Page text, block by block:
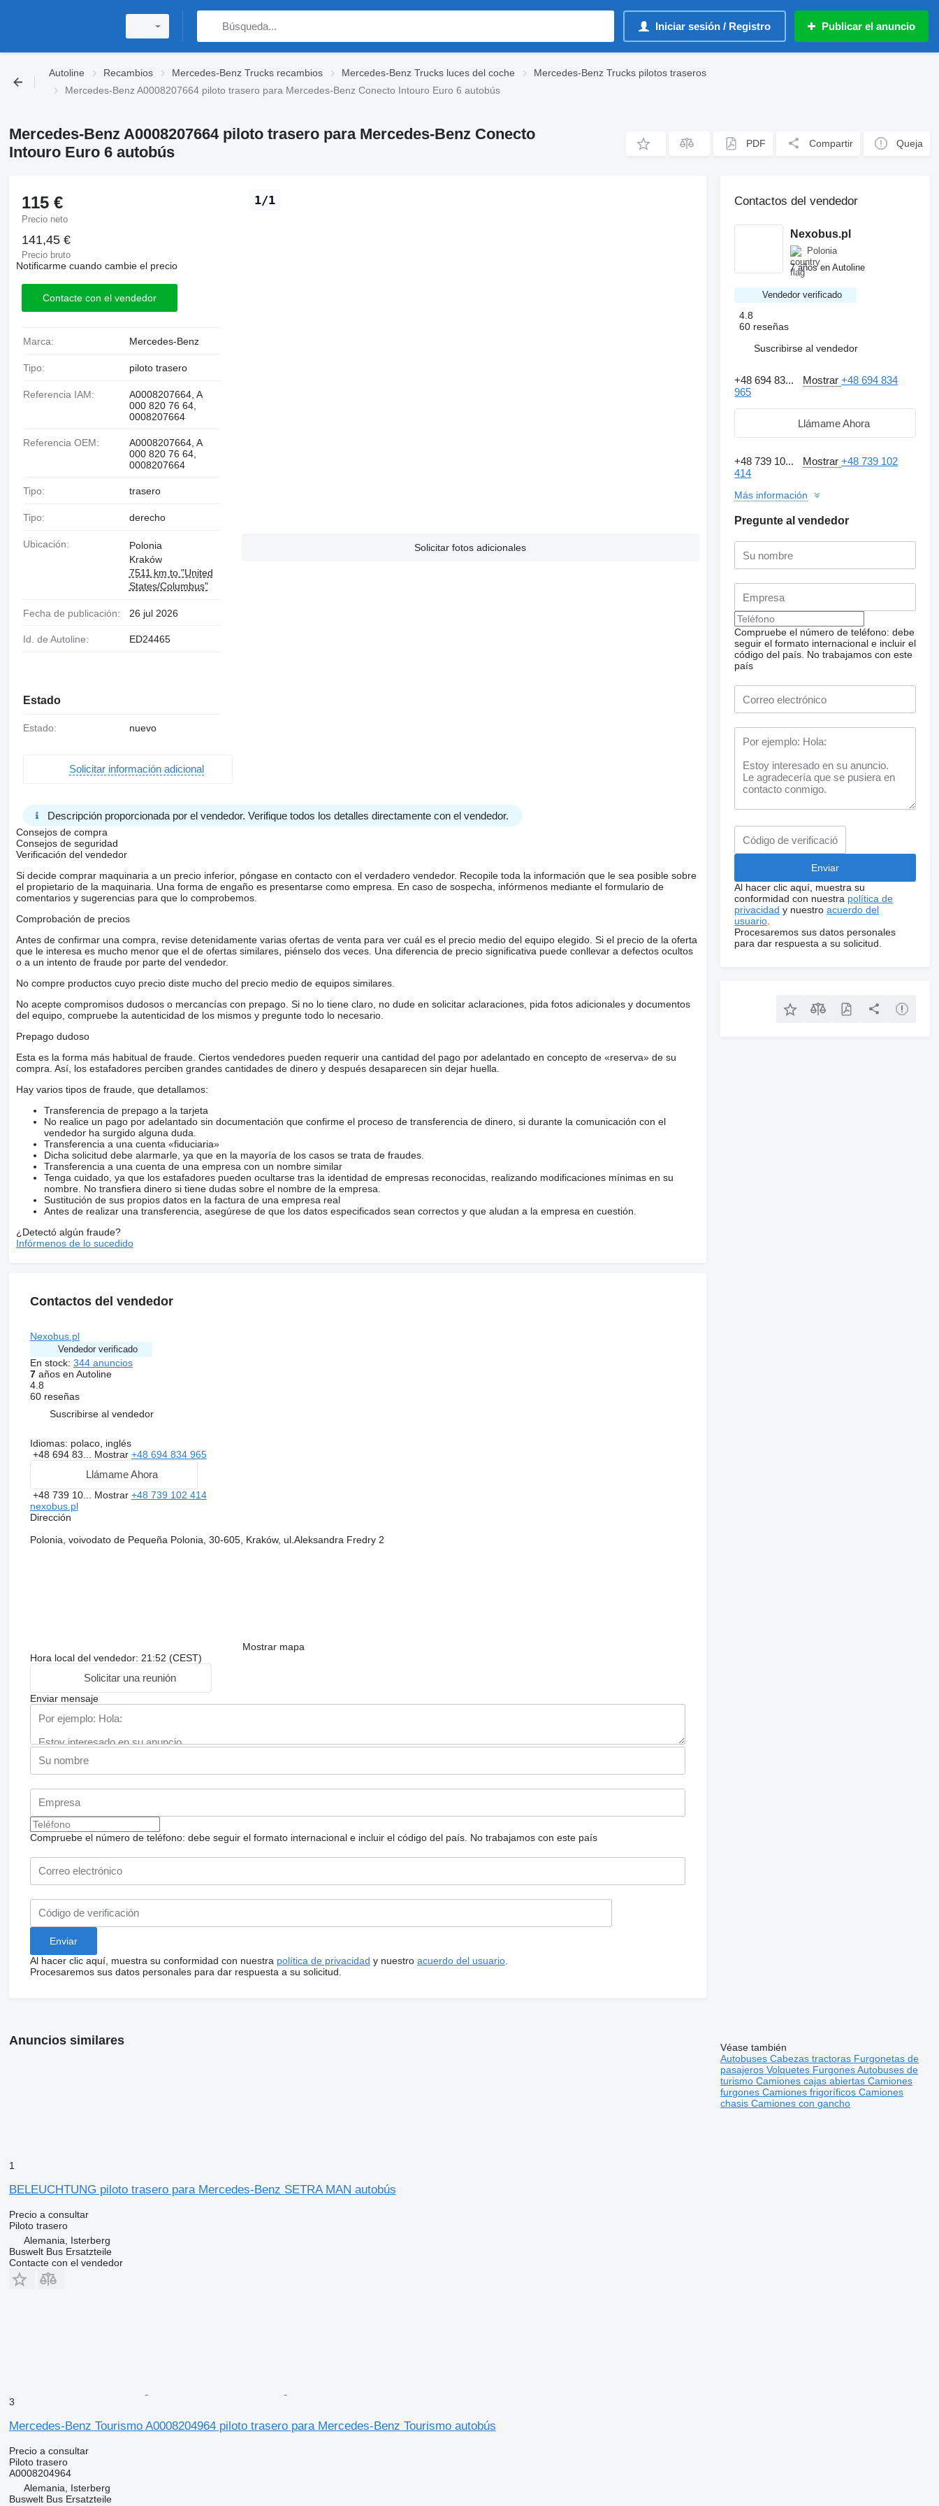
Iniciar sesión / Registro Publicar el anuncio
Autoline Recambios Mercedes-Benz Trucks recambios Mercedes-Benz Trucks luces del coche
Mercedes-Benz Trucks pilotos traseros
Mercedes-Benz A0008207664 piloto trasero para Mercedes-Benz Conecto Intouro Euro 6 autobús
Mercedes-Benz A0008207664 piloto trasero para Mercedes-Benz Conecto
Intouro Euro 6 autobús
PDF Compartir Queja
1/1
Solicitar fotos adicionales
115 €
Precio neto
141,45 €
Precio bruto
Notificarme cuando cambie el precio
Contacte con el vendedor
Marca: Mercedes-Benz
Tipo: piloto trasero
Referencia IAM:
A0008207664, A
000 820 76 64,
0008207664
Referencia OEM:
A0008207664, A
000 820 76 64,
0008207664
Tipo: trasero
Tipo: derecho
Ubicación:
Polonia
Kraków
7511 km to "United
States/Columbus"
Fecha de publicación: 26 jul 2026
Id. de Autoline: ED24465
Estado
Estado: nuevo
Solicitar información adicional
Descripción proporcionada por el vendedor. Verifique todos los detalles directamente con el vendedor.
Consejos de compra
Consejos de seguridad
Verificación del vendedor
Si decide comprar maquinaria a un precio inferior, póngase en contacto con el verdadero vendedor. Recopile toda la información que le sea posible sobre
el propietario de la maquinaria. Una forma de engaño es presentarse como empresa. En caso de sospecha, infórmenos mediante el formulario de
comentarios y sugerencias para que lo comprobemos.
Comprobación de precios
Antes de confirmar una compra, revise detenidamente varias ofertas de venta para ver cuál es el precio medio del equipo elegido. Si el precio de la oferta
que le interesa es mucho menor que el de ofertas similares, piénselo dos veces. Una diferencia de precio significativa puede conllevar a defectos ocultos
o a un intento de fraude por parte del vendedor.
No compre productos cuyo precio diste mucho del precio medio de equipos similares.
No acepte compromisos dudosos o mercancías con prepago. Si no lo tiene claro, no dude en solicitar aclaraciones, pida fotos adicionales y documentos
del equipo, compruebe la autenticidad de los mismos y pregunte todo lo necesario.
Prepago dudoso
Esta es la forma más habitual de fraude. Ciertos vendedores pueden requerir una cantidad del pago por adelantado en concepto de «reserva» de su
compra. Así, los estafadores perciben grandes cantidades de dinero y después desaparecen sin dejar huella.
Hay varios tipos de fraude, que detallamos:
Transferencia de prepago a la tarjeta
No realice un pago por adelantado sin documentación que confirme el proceso de transferencia de dinero, si durante la comunicación con el
vendedor ha surgido alguna duda.
Transferencia a una cuenta «fiduciaria»
Dicha solicitud debe alarmarle, ya que en la mayoría de los casos se trata de fraudes.
Transferencia a una cuenta de una empresa con un nombre similar
Tenga cuidado, ya que los estafadores pueden ocultarse tras la identidad de empresas reconocidas, realizando modificaciones mínimas en su
nombre. No transfiera dinero si tiene dudas sobre el nombre de la empresa.
Sustitución de sus propios datos en la factura de una empresa real
Antes de realizar una transferencia, asegúrese de que los datos especificados sean correctos y que aludan a la empresa en cuestión.
¿Detectó algún fraude?
Infórmenos de lo sucedido
Contactos del vendedor
Nexobus.pl
Vendedor verificado
En stock: 344 anuncios
7años en Autoline
4.8
60 reseñas
Suscribirse al vendedor
Idiomas: polaco, inglés
+48 694 83... Mostrar +48 694 834 965
Llámame Ahora
+48 739 10... Mostrar +48 739 102 414
nexobus.pl
Dirección
Polonia, voivodato de Pequeña Polonia, 30-605, Kraków, ul.Aleksandra Fredry 2
Mostrar mapa
Hora local del vendedor: 21:52 (CEST)
Solicitar una reunión
Enviar mensaje
Compruebe el número de teléfono: debe seguir el formato internacional e incluir el código del país. No trabajamos con este país
Al hacer clic aquí, muestra su conformidad con nuestra política de privacidad y nuestro acuerdo del usuario.
Procesaremos sus datos personales para dar respuesta a su solicitud.
Contactos del vendedor
Nexobus.pl
Polonia
7 años en Autoline
Vendedor verificado
4.8
60 reseñas
Suscribirse al vendedor
+48 694 83... Mostrar+48 694 834
965
Llámame Ahora
+48 739 10... Mostrar+48 739 102
414
Más información
Pregunte al vendedor
Compruebe el número de teléfono: debe
seguir el formato internacional e incluir el
código del país. No trabajamos con este
país
Al hacer clic aquí, muestra su
conformidad con nuestra política de
privacidad y nuestroacuerdo del
usuario
Procesaremos sus datos personales
para dar respuesta a su solicitud.
Anuncios similares
1
BELEUCHTUNG piloto trasero para Mercedes-Benz SETRA MAN autobús
Precio a consultar
Piloto trasero
Alemania, Isterberg
Buswelt Bus Ersatzteile
Contacte con el vendedor
3
Mercedes-Benz Tourismo A0008204964 piloto trasero para Mercedes-Benz Tourismo autobús
Precio a consultar
Piloto trasero
A0008204964
Alemania, Isterberg
Buswelt Bus Ersatzteile
Véase también
AutobusesCabezas tractoras Furgonetas de
pasajerosVolquetes FurgonesAutobuses de
turismoCamiones cajas abiertasCamiones
furgonesCamiones frigoríficosCamiones
chasisCamiones con gancho